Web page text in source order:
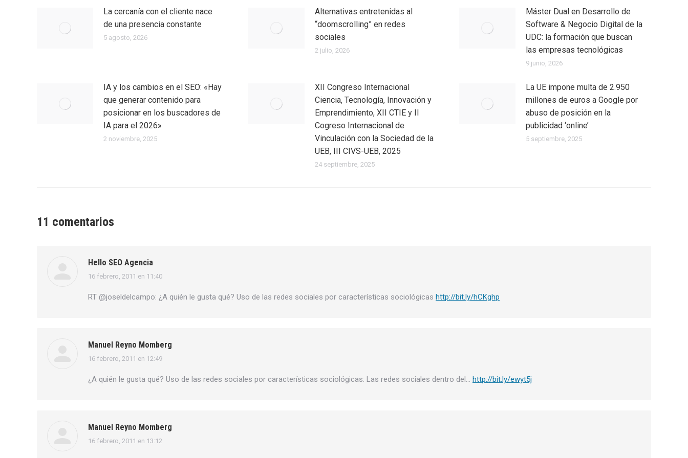
La cercanía con el cliente nace
de una presencia constante
5 agosto, 2026
Alternativas entretenidas al
“doomscrolling” en redes
sociales
2 julio, 2026
Máster Dual en Desarrollo de
Software & Negocio Digital de la
UDC: la formación que buscan
las empresas tecnológicas
9 junio, 2026
IA y los cambios en el SEO: «Hay
que generar contenido para
posicionar en los buscadores de
IA para el 2026»
2 noviembre, 2025
XII Congreso Internacional
Ciencia, Tecnología, Innovación y
Emprendimiento, XII CTIE y II
Cogreso Internacional de
Vinculación con la Sociedad de la
UEB, III CIVS-UEB, 2025
24 septiembre, 2025
La UE impone multa de 2.950
millones de euros a Google por
abuso de posición en la
publicidad ‘online’
5 septiembre, 2025
11 comentarios
Hello SEO Agencia
dice:
16 febrero, 2011 en 11:40
RT @joseldelcampo: ¿A quién le gusta qué? Uso de las redes sociales por características sociológicas http://bit.ly/hCKghp
Manuel Reyno Momberg
dice:
16 febrero, 2011 en 12:49
¿A quién le gusta qué? Uso de las redes sociales por características sociológicas: Las redes sociales dentro del… http://bit.ly/ewyt5j
Manuel Reyno Momberg
dice:
16 febrero, 2011 en 13:12